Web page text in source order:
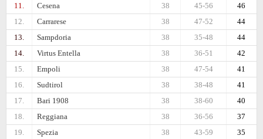
11.
Cesena 46
45-56
38
12.
Carrarese 44
47-52
38
13.
Sampdoria 44
35-48
38
14.
Virtus Entella 42
36-51
38
15.
Empoli 41
47-54
38
16.
Sudtirol 41
38-48
38
17.
Bari 1908 40
38-60
38
18.
Reggiana 37
36-56
38
19.
Spezia 35
43-59
38